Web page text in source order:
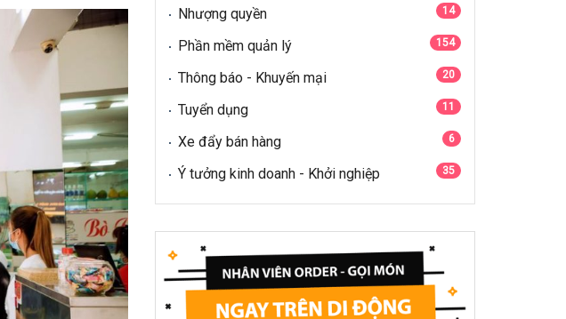
Nhượng quyền 14
Phần mềm quản lý 154
Thông báo - Khuyến mại 20
Tuyển dụng 11
Xe đẩy bán hàng 6
Ý tưởng kinh doanh - Khởi nghiệp 35